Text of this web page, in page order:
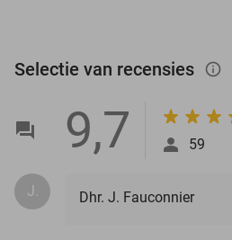
Selectie van recensies info_outlined
9,7 59
J. Dhr. J. Fauconnier